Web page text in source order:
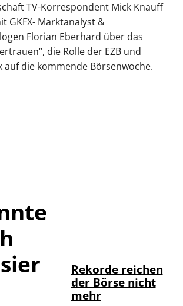
TV-Korrespondent Mick Knauff
GKFX- Marktanalyst &
Florian Eberhard über das
die Rolle der EZB und
auf die kommende Börsenwoche.
Rekorde reichen
der Börse nicht
mehr